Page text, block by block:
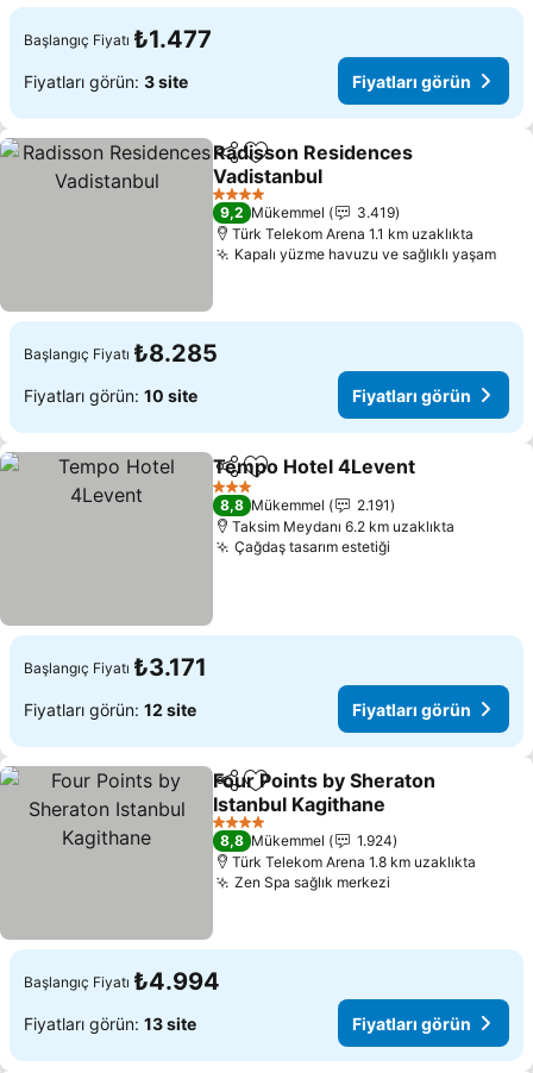
Başlangıç Fiyatı ₺1.477
Fiyatları görün: 3 site Fiyatları görün
PaylaşFavorilerime ekle
Radisson Residences
Vadistanbul
Fiyatları görün
4 Yıldız
9,2 Mükemmel
3.419
Türk Telekom Arena 1.1 km uzaklıkta
Kapalı yüzme havuzu ve sağlıklı yaşam
Başlangıç Fiyatı ₺8.285
Fiyatları görün: 10 site Fiyatları görün
PaylaşFavorilerime ekle
Tempo Hotel 4Levent
3 Yıldız
8,8 Mükemmel
2.191
Taksim Meydanı 6.2 km uzaklıkta
Çağdaş tasarım estetiği
Başlangıç Fiyatı ₺3.171
Fiyatları görün: 12 site Fiyatları görün
PaylaşFavorilerime ekle
Four Points by Sheraton
Istanbul Kagithane
Fiyatları görün
4 Yıldız
8,8 Mükemmel
1.924
Türk Telekom Arena 1.8 km uzaklıkta
Zen Spa sağlık merkezi
Başlangıç Fiyatı ₺4.994
Fiyatları görün: 13 site Fiyatları görün